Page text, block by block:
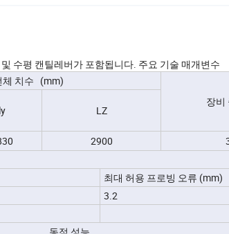
수평 캔틸레버가 포함됩니다. 주요 기술 매개변수
체 치수 (mm)
장비
ly LZ
2900
최대 허용 프로빙 오류 (mm)
3.2